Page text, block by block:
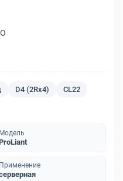
D4 (2Rx4) CL22
Модель
Применение